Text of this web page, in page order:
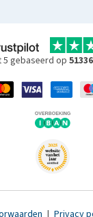
5 gebaseerd op 51336
| Privacy